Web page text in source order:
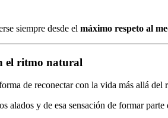
siempre desde el máximo respeto al
el ritmo natural
de reconectar con la vida más allá del
alados y de esa sensación de formar parte